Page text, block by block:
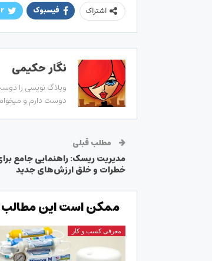
اشتراک فیسبوک
نگار حکیمی
وبلاگ نویسی را
دوست دارم و
مطلب قبلی
مدیریت ریسک: راهنمایی جامع
خطرات و خلق ارزش‌های جدید
ممکن است این مطالب
معرفی کسب و کار